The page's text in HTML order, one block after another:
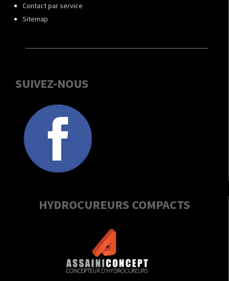
Contact par service
Sitemap
SUIVEZ-NOUS
HYDROCUREURS COMPACTS